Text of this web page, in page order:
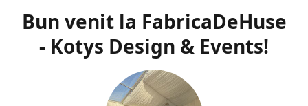
Bun venit la FabricaDeHuse
- Kotys Design & Events!